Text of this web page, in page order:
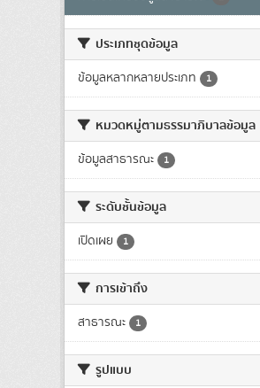
ประเภทชุดข้อมูล
ข้อมูลหลากหลายประเภท 1
หมวดหมู่ตามธรรมาภิบาลข้อมูล
ข้อมูลสาธารณะ 1
ระดับชั้นข้อมูล
เปิดเผย 1
การเข้าถึง
สาธารณะ 1
รูปแบบ